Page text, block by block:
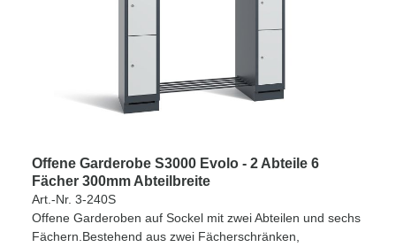
Offene Garderobe S3000 Evolo - 2 Abteile 6
Fächer 300mm Abteilbreite
Art.-Nr. 3-240S
Offene Garderoben auf Sockel mit zwei Abteilen und sechs
Fächern.Bestehend aus zwei Fächerschränken,